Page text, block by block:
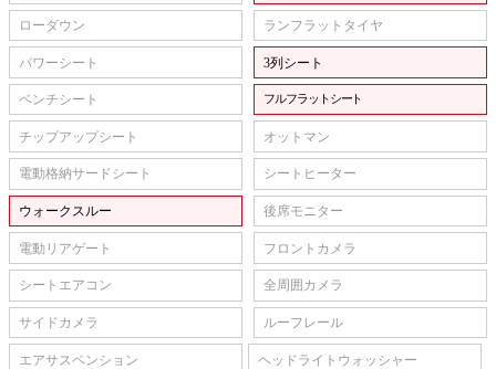
ローダウン ランフラットタイヤ
パワーシート 3列シート
ベンチシート フルフラットシート
チップアップシート オットマン
電動格納サードシート シートヒーター
ウォークスルー 後席モニター
電動リアゲート フロントカメラ
シートエアコン 全周囲カメラ
サイドカメラ ルーフレール
エアサスペンション ヘッドライトウォッシャー